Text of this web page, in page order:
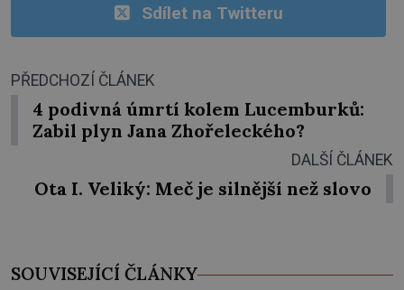
Sdílet na Twitteru
PŘEDCHOZÍ ČLÁNEK
4 podivná úmrtí kolem Lucemburků:
Zabil plyn Jana Zhořeleckého?
DALŠÍ ČLÁNEK
Ota I. Veliký: Meč je silnější než slovo
SOUVISEJÍCÍ ČLÁNKY